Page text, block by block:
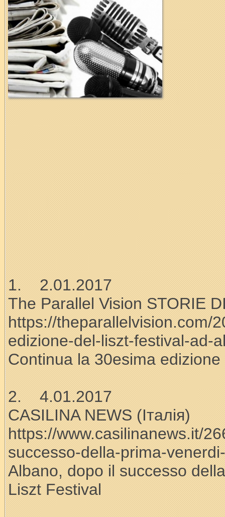
1. 2.01.2017
The Parallel Vision STORIE
https://theparallelvision.com/
edizione-del-liszt-festival-ad-
Continua la 30esima
2. 4.01.2017
CASILINA NEWS (Італія)
https://www.casilinanews.it/
successo-della-prima-
Albano, dopo il successo
Liszt Festival